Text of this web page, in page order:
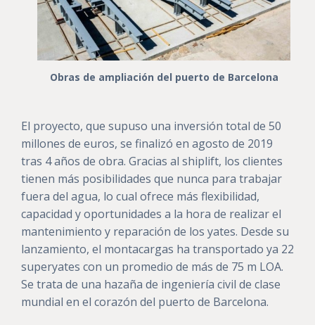
Obras de ampliación del puerto de Barcelona
El proyecto, que supuso una inversión total de 50
millones de euros, se finalizó en agosto de 2019
tras 4 años de obra. Gracias al shiplift, los clientes
tienen más posibilidades que nunca para trabajar
fuera del agua, lo cual ofrece más flexibilidad,
capacidad y oportunidades a la hora de realizar el
mantenimiento y reparación de los yates. Desde su
lanzamiento, el montacargas ha transportado ya 22
superyates con un promedio de más de 75 m LOA.
Se trata de una hazaña de ingeniería civil de clase
mundial en el corazón del puerto de Barcelona.